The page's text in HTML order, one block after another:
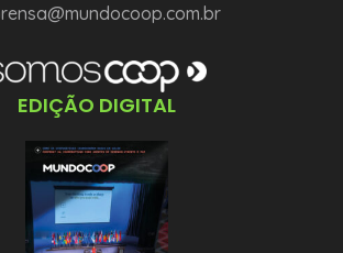
EDIÇÃO DIGITAL